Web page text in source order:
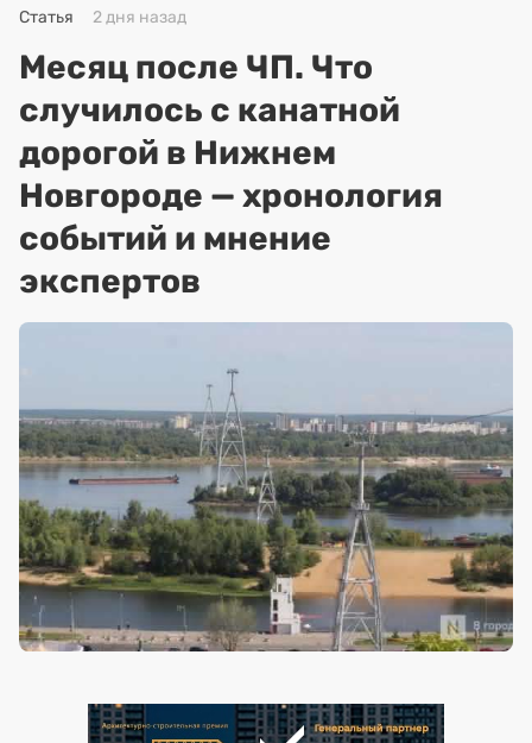
Статья 2 дня назад
Месяц после ЧП. Что
случилось с канатной
дорогой в Нижнем
Новгороде — хронология
событий и мнение
экспертов